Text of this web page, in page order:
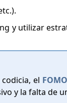
y utilizar
el FOMO
y la falta de